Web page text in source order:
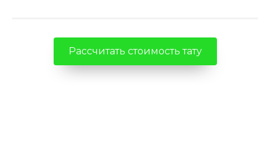
Рассчитать стоимость тату